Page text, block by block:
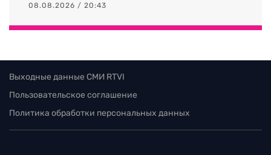
08.08.2026 / 20:43
Выходные данные СМИ RTVI
Пользовательское соглашение
Политика обработки персональных данных